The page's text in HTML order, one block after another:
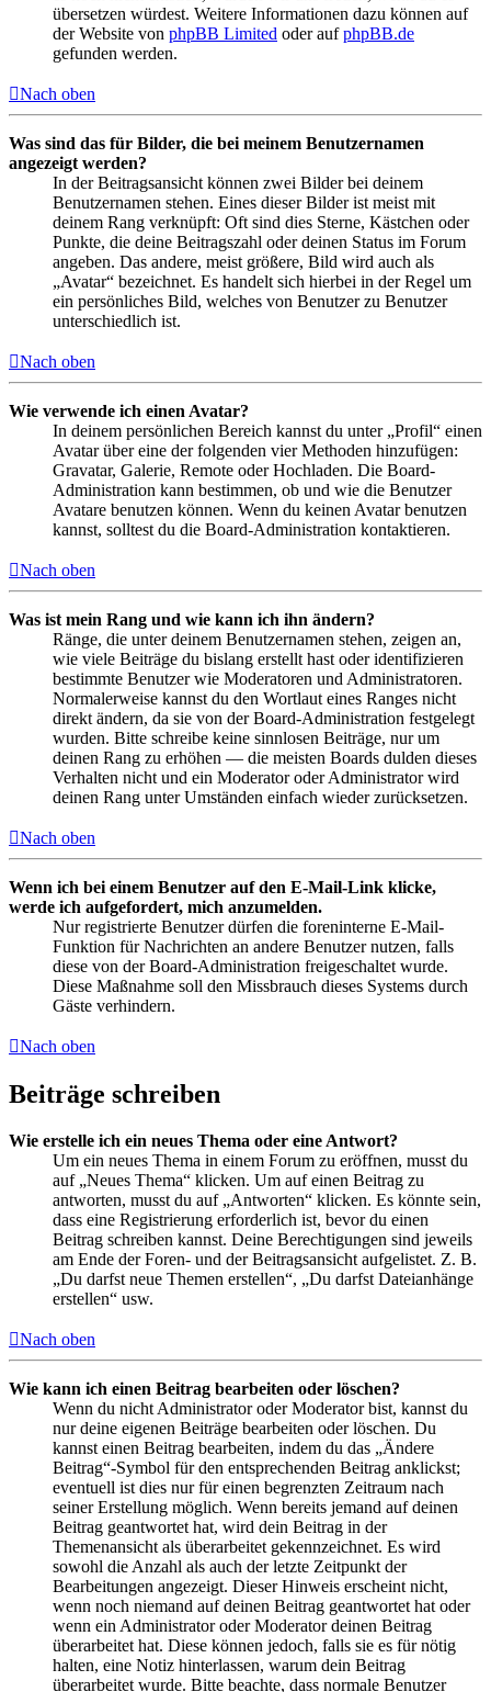
übersetzen würdest. Weitere Informationen dazu können auf
der Website von phpBB Limited oder aufphpBB.de
gefunden werden.
Nach oben
Was sind das für Bilder, die bei meinem Benutzernamen
angezeigt werden?
In der Beitragsansicht können zwei Bilder bei deinem
Benutzernamen stehen. Eines dieser Bilder ist meist mit
deinem Rang verknüpft: Oft sind dies Sterne, Kästchen oder
Punkte, die deine Beitragszahl oder deinen Status im Forum
angeben. Das andere, meist größere, Bild wird auch als
„Avatar“ bezeichnet. Es handelt sich hierbei in der Regel um
ein persönliches Bild, welches von Benutzer zu Benutzer
unterschiedlich ist.
Nach oben
Wie verwende ich einen Avatar?
In deinem persönlichen Bereich kannst du unter „Profil“ einen
Avatar über eine der folgenden vier Methoden hinzufügen:
Gravatar, Galerie, Remote oder Hochladen. Die Board-
Administration kann bestimmen, ob und wie die Benutzer
Avatare benutzen können. Wenn du keinen Avatar benutzen
kannst, solltest du die Board-Administration kontaktieren.
Nach oben
Was ist mein Rang und wie kann ich ihn ändern?
Ränge, die unter deinem Benutzernamen stehen, zeigen an,
wie viele Beiträge du bislang erstellt hast oder identifizieren
bestimmte Benutzer wie Moderatoren und Administratoren.
Normalerweise kannst du den Wortlaut eines Ranges nicht
direkt ändern, da sie von der Board-Administration festgelegt
wurden. Bitte schreibe keine sinnlosen Beiträge, nur um
deinen Rang zu erhöhen — die meisten Boards dulden dieses
Verhalten nicht und ein Moderator oder Administrator wird
deinen Rang unter Umständen einfach wieder zurücksetzen.
Nach oben
Wenn ich bei einem Benutzer auf den E-Mail-Link klicke,
werde ich aufgefordert, mich anzumelden.
Nur registrierte Benutzer dürfen die foreninterne E-Mail-
Funktion für Nachrichten an andere Benutzer nutzen, falls
diese von der Board-Administration freigeschaltet wurde.
Diese Maßnahme soll den Missbrauch dieses Systems durch
Gäste verhindern.
Nach oben
Beiträge schreiben
Wie erstelle ich ein neues Thema oder eine Antwort?
Um ein neues Thema in einem Forum zu eröffnen, musst du
auf „Neues Thema“ klicken. Um auf einen Beitrag zu
antworten, musst du auf „Antworten“ klicken. Es könnte sein,
dass eine Registrierung erforderlich ist, bevor du einen
Beitrag schreiben kannst. Deine Berechtigungen sind jeweils
am Ende der Foren- und der Beitragsansicht aufgelistet. Z. B.
„Du darfst neue Themen erstellen“, „Du darfst Dateianhänge
erstellen“ usw.
Nach oben
Wie kann ich einen Beitrag bearbeiten oder löschen?
Wenn du nicht Administrator oder Moderator bist, kannst du
nur deine eigenen Beiträge bearbeiten oder löschen. Du
kannst einen Beitrag bearbeiten, indem du das „Ändere
Beitrag“-Symbol für den entsprechenden Beitrag anklickst;
eventuell ist dies nur für einen begrenzten Zeitraum nach
seiner Erstellung möglich. Wenn bereits jemand auf deinen
Beitrag geantwortet hat, wird dein Beitrag in der
Themenansicht als überarbeitet gekennzeichnet. Es wird
sowohl die Anzahl als auch der letzte Zeitpunkt der
Bearbeitungen angezeigt. Dieser Hinweis erscheint nicht,
wenn noch niemand auf deinen Beitrag geantwortet hat oder
wenn ein Administrator oder Moderator deinen Beitrag
überarbeitet hat. Diese können jedoch, falls sie es für nötig
halten, eine Notiz hinterlassen, warum dein Beitrag
überarbeitet wurde. Bitte beachte, dass normale Benutzer